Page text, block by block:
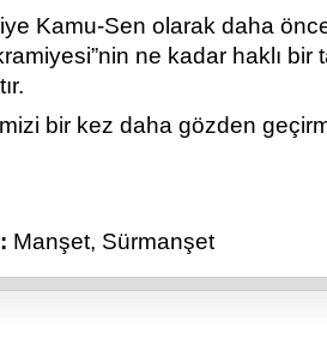
Kamu-Sen olarak daha
ne kadar haklı
bir kez daha gözden
Manşet, Sürmanşet